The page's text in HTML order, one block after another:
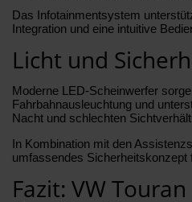
Das Infotainmentsystem
Integration und eine intuitive
Licht und
Moderne LED-Scheinwerfer
Fahrbahnausleuchtung und
Nacht und schlechten
In Kombination mit den
umfassendes Sicherheitskonzept
Fazit: VW